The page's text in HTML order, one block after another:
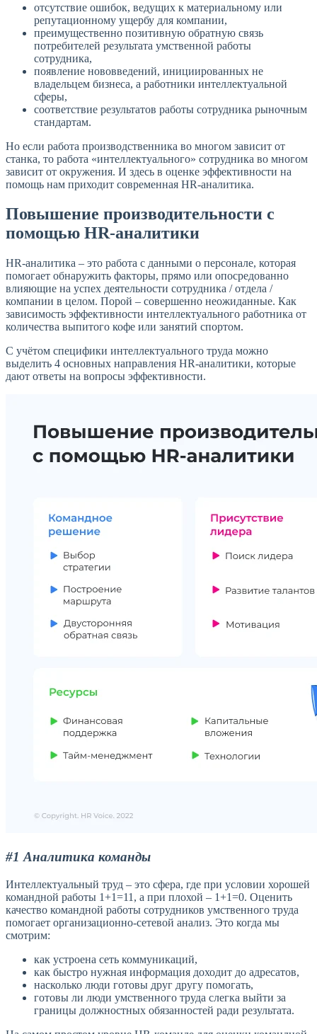
отсутствие ошибок, ведущих к материальному или
репутационному ущербу для компании,
преимущественно позитивную обратную связь
потребителей результата умственной работы
сотрудника,
появление нововведений, инициированных не
владельцем бизнеса, а работники интеллектуальной
сферы,
соответствие результатов работы сотрудника рыночным
стандартам.
Но если работа производственника во многом зависит от
станка, то работа «интеллектуального» сотрудника во многом
зависит от окружения. И здесь в оценке эффективности на
помощь нам приходит современная HR-аналитика.
Повышение производительности с
помощью HR-аналитики
HR-аналитика – это работа с данными о персонале, которая
помогает обнаружить факторы, прямо или опосредованно
влияющие на успех деятельности сотрудника / отдела /
компании в целом. Порой – совершенно неожиданные. Как
зависимость эффективности интеллектуального работника от
количества выпитого кофе или занятий спортом.
С учётом специфики интеллектуального труда можно
выделить 4 основных направления HR-аналитики, которые
дают ответы на вопросы эффективности.
#1 Аналитика команды
Интеллектуальный труд – это сфера, где при условии хорошей
командной работы 1+1=11, а при плохой – 1+1=0. Оценить
качество командной работы сотрудников умственного труда
помогает организационно-сетевой анализ. Это когда мы
смотрим:
как устроена сеть коммуникаций,
как быстро нужная информация доходит до адресатов,
насколько люди готовы друг другу помогать,
готовы ли люди умственного труда слегка выйти за
границы должностных обязанностей ради результата.